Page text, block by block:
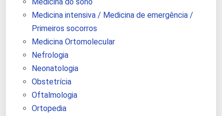
Medicina intensiva / Medicina de emergência /
Primeiros socorros
Medicina Ortomolecular
Nefrologia
Neonatologia
Obstetrícia
Oftalmologia
Ortopedia